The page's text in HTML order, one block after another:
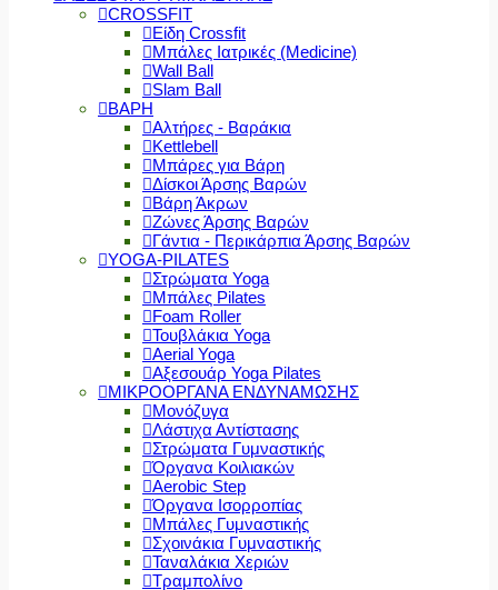
CROSSFIT
Είδη Crossfit
Μπάλες Ιατρικές (Medicine)
Wall Ball
Slam Ball
ΒΑΡΗ
Αλτήρες - Βαράκια
Kettlebell
Μπάρες για Βάρη
Δίσκοι Άρσης Βαρών
Βάρη Άκρων
Ζώνες Άρσης Βαρών
Γάντια - Περικάρπια Άρσης Βαρών
YOGA-PILATES
Στρώματα Yoga
Μπάλες Pilates
Foam Roller
Τουβλάκια Yoga
Aerial Yoga
Αξεσουάρ Yoga Pilates
ΜΙΚΡΟΟΡΓΑΝΑ ΕΝΔΥΝΑΜΩΣΗΣ
Μονόζυγα
Λάστιχα Αντίστασης
Στρώματα Γυμναστικής
Όργανα Κοιλιακών
Aerobic Step
Όργανα Ισορροπίας
Μπάλες Γυμναστικής
Σχοινάκια Γυμναστικής
Ταναλάκια Χεριών
Τραμπολίνο